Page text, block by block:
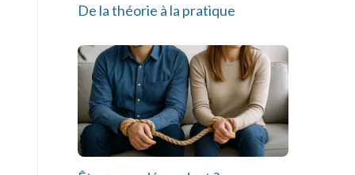
De la théorie à la pratique